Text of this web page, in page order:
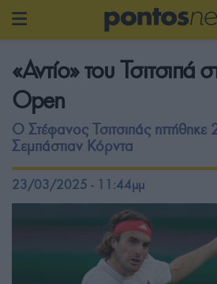
«Αντίο» του Τσιτσιπά
Open
Ο Στέφανος Τσιτσιπάς ηττήθηκε
Σεμπάστιαν Κόρντα
23/03/2025 - 11:44μμ